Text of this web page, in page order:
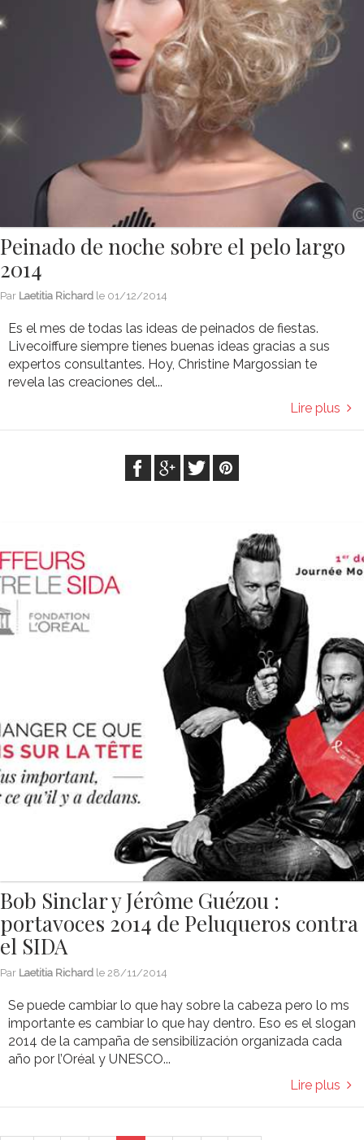
Peinado de noche sobre el pelo largo
2014
Par Laetitia Richard le 01/12/2014
Es el mes de todas las ideas de peinados de fiestas.
Livecoiffure siempre tienes buenas ideas gracias a sus
expertos consultantes. Hoy, Christine Margossian te
revela las creaciones del...
Lire plus
Bob Sinclar y Jérôme Guézou :
portavoces 2014 de Peluqueros contra
el SIDA
Par Laetitia Richard le 28/11/2014
Se puede cambiar lo que hay sobre la cabeza pero lo ms
importante es cambiar lo que hay dentro. Eso es el slogan
2014 de la campaña de sensibilización organizada cada
año por l’Oréal y UNESCO...
Lire plus